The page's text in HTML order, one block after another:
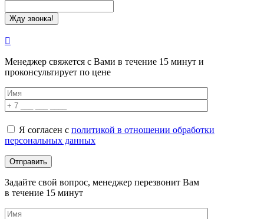
Менеджер свяжется с Вами в течение 15 минут и
проконсультирует по цене
Я согласен с политикой в отношении обработки
персональных данных
Задайте свой вопрос, менеджер перезвонит Вам
в течение 15 минут